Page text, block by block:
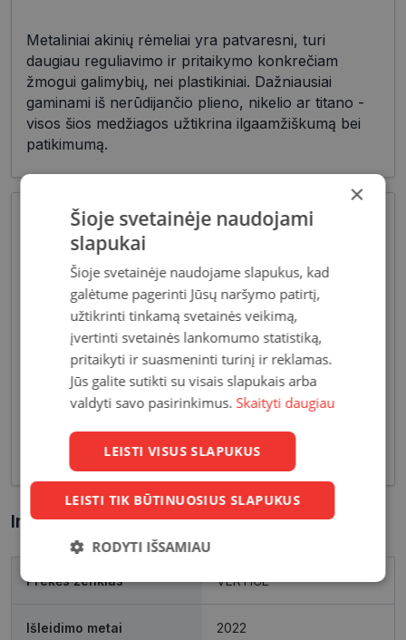
Metaliniai akinių rėmeliai yra patvaresni, turi
daugiau reguliavimo ir pritaikymo konkrečiam
žmogui galimybių, nei plastikiniai. Dažniausiai
gaminami iš nerūdijančio plieno, nikelio ar titano -
visos šios medžiagos užtikrina ilgaamžiškumą bei
patikimumą.
Pagrindiniai reikalavimai, keliami vyriškiems
akiniams - patvarios medžiagos bei solidžios
vyriškos formos, derančios prie įvairių vyriškų
aprangos stilių. Dėl funkcionalumo bei puikių
optinių savybių, vyriški akiniai skirti nešiojimui
kasdien, vairavimui bei sportui.
Informacija apie prekę
Prekės ženklas VERTICE
Išleidimo metai 2022
×
Šioje svetainėje naudojami
slapukai
Šioje svetainėje naudojame slapukus, kad
galėtume pagerinti Jūsų naršymo patirtį,
užtikrinti tinkamą svetainės veikimą,
įvertinti svetainės lankomumo statistiką,
pritaikyti ir suasmeninti turinį ir reklamas.
Jūs galite sutikti su visais slapukais arba
valdyti savo pasirinkimus. Skaityti daugiau
LEISTI VISUS SLAPUKUS
LEISTI TIK BŪTINUOSIUS SLAPUKUS
RODYTI IŠSAMIAU
Būtinieji
Statistikos
slapukai
Rinkodaros
slapukai